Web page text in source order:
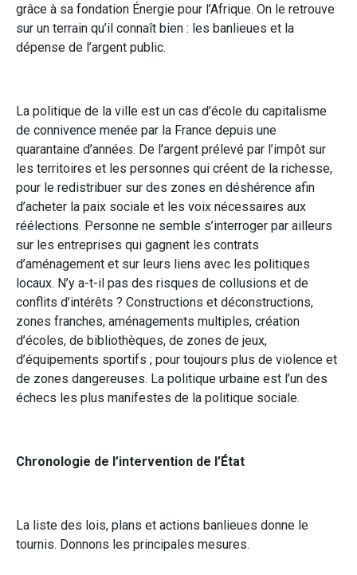
grâce à sa fondation Énergie pour l’Afrique. On le retrouve
sur un terrain qu’il connaît bien : les banlieues et la
dépense de l’argent public.
La politique de la ville est un cas d’école du capitalisme
de connivence menée par la France depuis une
quarantaine d’années. De l’argent prélevé par l’impôt sur
les territoires et les personnes qui créent de la richesse,
pour le redistribuer sur des zones en déshérence afin
d’acheter la paix sociale et les voix nécessaires aux
réélections. Personne ne semble s’interroger par ailleurs
sur les entreprises qui gagnent les contrats
d’aménagement et sur leurs liens avec les politiques
locaux. N’y a-t-il pas des risques de collusions et de
conflits d’intérêts ? Constructions et déconstructions,
zones franches, aménagements multiples, création
d’écoles, de bibliothèques, de zones de jeux,
d’équipements sportifs ; pour toujours plus de violence et
de zones dangereuses. La politique urbaine est l’un des
échecs les plus manifestes de la politique sociale.
Chronologie de l’intervention de l’État
La liste des lois, plans et actions banlieues donne le
tournis. Donnons les principales mesures.